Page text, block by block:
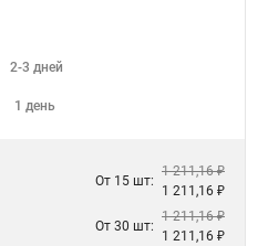
2-3 дней
1 день
От 15 шт:
1 211,16 ₽
1 211,16 ₽
От 30 шт:
1 211,16 ₽
1 211,16 ₽